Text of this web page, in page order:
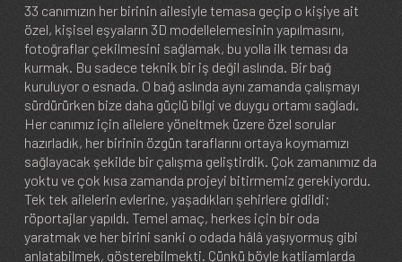
33 canımızın her birinin ailesiyle temasa geçip o kişiye ait
özel, kişisel eşyaların 3D modellelemesinin yapılmasını,
fotoğraflar çekilmesini sağlamak, bu yolla ilk teması da
kurmak. Bu sadece teknik bir iş değil aslında. Bir bağ
kuruluyor o esnada. O bağ aslında aynı zamanda çalışmayı
sürdürürken bize daha güçlü bilgi ve duygu ortamı sağladı.
Her canımız için ailelere yöneltmek üzere özel sorular
hazırladık, her birinin özgün taraflarını ortaya koymamızı
sağlayacak şekilde bir çalışma geliştirdik. Çok zamanımız da
yoktu ve çok kısa zamanda projeyi bitirmemiz gerekiyordu.
Tek tek ailelerin evlerine, yaşadıkları şehirlere gidildi;
röportajlar yapıldı. Temel amaç, herkes için bir oda
yaratmak ve her birini sanki o odada hâlâ yaşıyormuş gibi
anlatabilmek, gösterebilmekti. Çünkü böyle katliamlarda